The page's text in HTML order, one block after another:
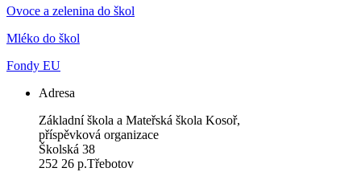
Ovoce a zelenina do škol
Mléko do škol
Fondy EU
Adresa
Základní škola a Mateřská škola Kosoř,
příspěvková organizace
Školská 38
252 26 p.Třebotov